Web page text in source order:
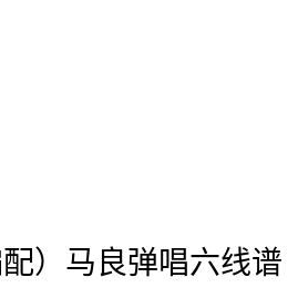
）马良弹唱六线谱